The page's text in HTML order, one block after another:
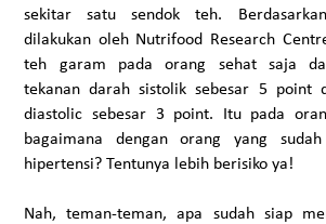
sekitar satu sendok teh.
dilakukan oleh Nutrifood Research
teh garam pada orang sehat saja
tekanan darah sistolik sebesar 5 point
diastolic sebesar 3 point. Itu pada
bagaimana dengan orang yang
hipertensi? Tentunya lebih berisiko ya!
Nah, teman-teman, apa sudah siap